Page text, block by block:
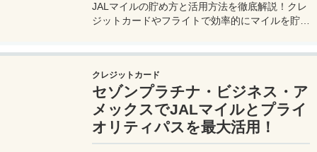
JALマイルの貯め方と活用方法を徹底解説！クレ
ジットカードやフライトで効率的にマイルを貯
クレジットカード
セゾンプラチナ・ビジネス・ア
メックスでJALマイルとプライ
オリティパスを最大活用！